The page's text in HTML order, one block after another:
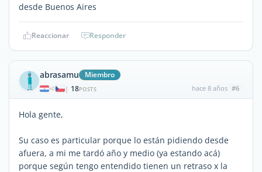
desde Buenos Aires
Reaccionar Responder
abrasamu Miembro
| 18POSTS hace 8 años #6
Hola gente,
Su caso es particular porque lo están pidiendo desde
afuera, a mi me tardó año y medio (ya estando acá)
porque según tengo entendido tienen un retraso x la